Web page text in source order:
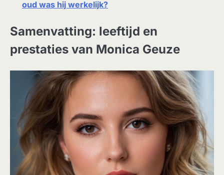
oud was hij werkelijk?
Samenvatting: leeftijd en
prestaties van Monica Geuze